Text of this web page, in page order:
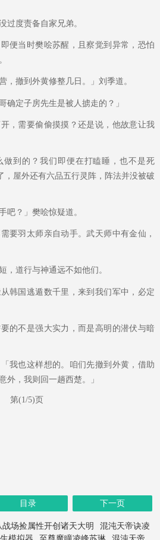
过度责备自家兄弟。
便当时樊哙苏醒，且察觉到异常，恐怕
，撤到外黄修整几日。」刘季道。
确定子房先生是被人掳走的？」
，需要偷偷摸摸？还是说，他故意让我
做到的？我们即便在打瞌睡，也不是死
，屋外还有六品五行灵阵，阵法并没被破
吧？」樊哙惊疑道。
要羽太师亲自动手。武天师中有金仙，
，道行与神通远不如他们。
韩国逃遁数千里，来到我们军中，必定
的不是强大实力，而是高明的潜伏与暗
我也这样想的。咱们先撤到外黄，借助
外，我则回一趟西楚。」
第(1/5)页
目录 下一页
战场捡属性开创诸天大明
混沌天帝诀凌